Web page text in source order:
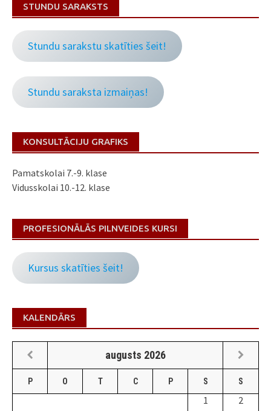
STUNDU SARAKSTS
Stundu sarakstu skatīties šeit!
Stundu saraksta izmaiņas!
KONSULTĀCIJU GRAFIKS
Pamatskolai 7.-9. klase
Vidusskolai 10.-12. klase
PROFESIONĀLĀS PILNVEIDES KURSI
Kursus skatīties šeit!
KALENDĀRS
augusts 2026
P O T C P S S
1 2